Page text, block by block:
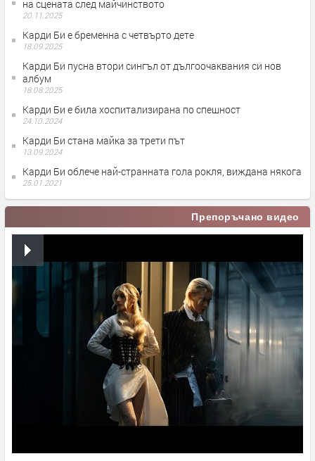
на сцената след майчинството
20.11.2025
Карди Би е бременна с четвърто дете
18.09.2025
Карди Би пусна втори сингъл от дългоочаквания си нов
албум
18.08.2025
Карди Би е била хоспитализирана по спешност
24.10.2024
Карди Би стана майка за трети път
13.09.2024
Карди Би облече най-странната гола рокля, виждана някога
25.01.2021
Препоръчано видео